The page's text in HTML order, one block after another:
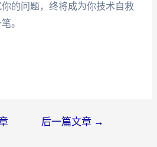
的问题，终将成为你技术自救
。
后一篇文章 →